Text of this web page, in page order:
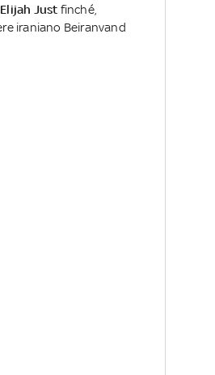
Elijah Just finché,
iraniano Beiranvand